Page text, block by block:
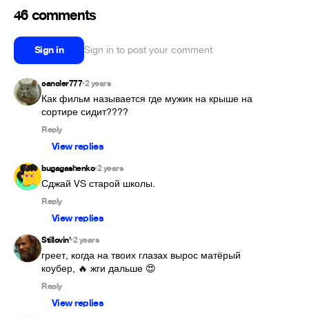
46 comments
Sign in Sign in to post your comment
cancler777•2 years
Как фильм называется где мужик на крыше на
сортире сидит????
Reply
View replies
bugagashenko•2 years
Сджай VS старой школы.
Reply
View replies
Stillovin'•2 years
греет, когда на твоих глазах вырос матёрый
коубер, 🔥 жги дальше 😍
Reply
View replies